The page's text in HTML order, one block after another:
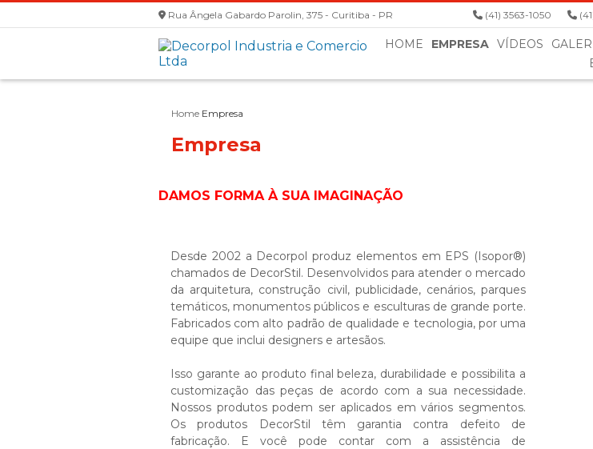
Rua Ângela Gabardo Parolin, 375 - Curitiba - PR (41) 3563-1050
HOME EMPRESA VÍDEOS
Home Empresa
Empresa
DAMOS FORMA À SUA IMAGINAÇÃO
Desde 2002 a Decorpol produz elementos em EPS (Isopor®)
chamados de DecorStil. Desenvolvidos para atender o mercado
da arquitetura, construção civil, publicidade, cenários, parques
temáticos, monumentos públicos e esculturas de grande porte.
Fabricados com alto padrão de qualidade e tecnologia, por uma
equipe que inclui designers e artesãos.
Isso garante ao produto final beleza, durabilidade e possibilita a
customização das peças de acordo com a sua necessidade.
Nossos produtos podem ser aplicados em vários segmentos.
Os produtos DecorStil têm garantia contra defeito de
fabricação. E você pode contar com a assistência de